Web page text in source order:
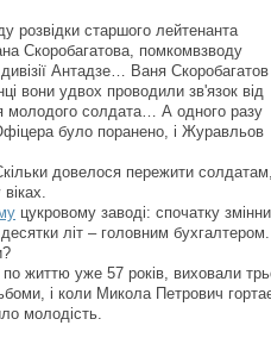
розвідки старшого лейтенанта
Скоробагатова, помкомвзводу
Антадзе… Ваня Скоробагатов
вони удвох проводили зв'язок від
молодого солдата… А одного разу
було поранено, і Журавльов
довелося пережити солдатам,
цукровому заводі: спочатку
літ – головним бухгалтером.
життю уже 57 років, виховали
і коли Микола Петрович
молодість.